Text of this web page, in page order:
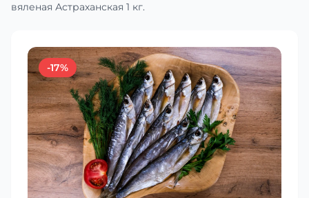
вяленая Астраханская 1 кг.
-17%